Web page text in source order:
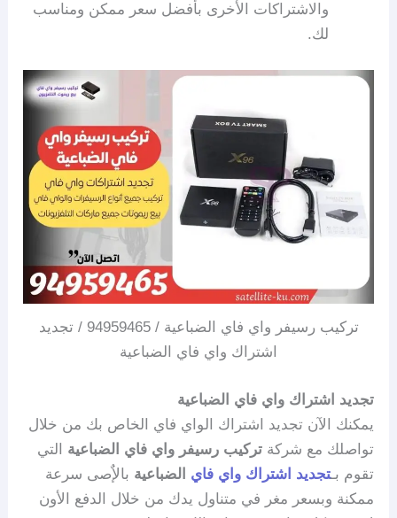
والاشتراكات الأخرى بأفضل سعر ممكن ومناسب
لك.
تركيب رسيفر واي فاي الضباعية / 94959465 / تجديد
اشتراك واي فاي الضباعية
تجديد اشتراك واي فاي الضباعية
يمكنك الآن تجديد اشتراك الواي فاي الخاص بك من خلال
تواصلك مع شركةتركيب رسيفر واي فاي الضباعية التي
تقوم بـتجديد اشتراك واي فاي الضباعية بالإٌصى سرعة
ممكنة وبسعر مغر في متناول يدك من خلال الدفع الأون